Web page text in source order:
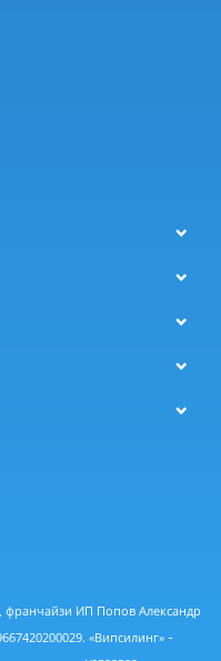
франчайзи ИП Попов Александр
«Випсилинг» -